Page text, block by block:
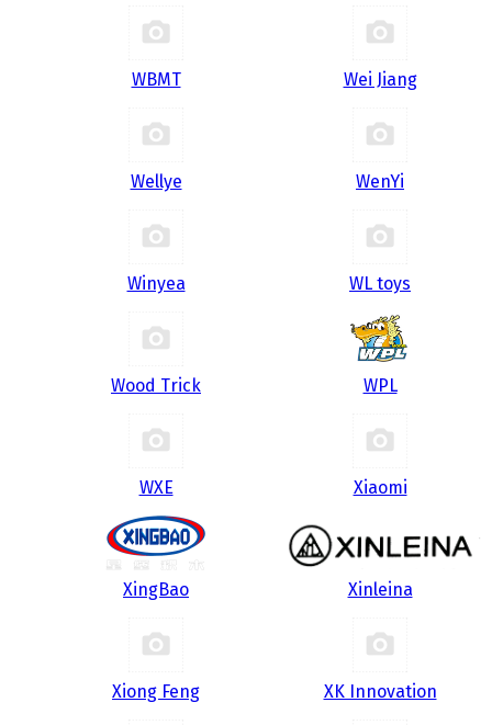
WBMT Wei Jiang
Wellye WenYi
Winyea WL toys
Wood Trick WPL
WXE Xiaomi
XingBao Xinleina
Xiong Feng XK Innovation